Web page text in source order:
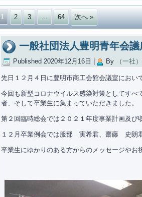
1 2 3 … 64 次へ »
一般社団法人豊明青年会
Published 2020年12月16日 By （一社
先日１２月４日に豊明市商工会館会議室におい
今回も新型コロナウイルス感染対策としてす
者、そして卒業生に集まっていただきました。
第２回臨時総会では２０２１年度事業計画及び
１２月卒業例会では服部 実希君、齋藤 史朗
卒業生にゆかりのある方からのメッセージやお